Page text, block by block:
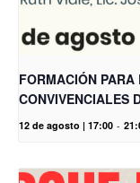
FORMACIÓN PARA
CONVIVENCIALES
12 de agosto | 17:00 -